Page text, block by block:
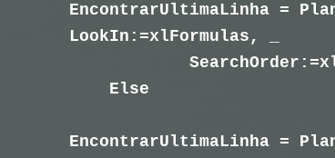
EncontrarUltimaLinha =
LookIn:=xlFormulas, _
Else
EncontrarUltimaLinha =